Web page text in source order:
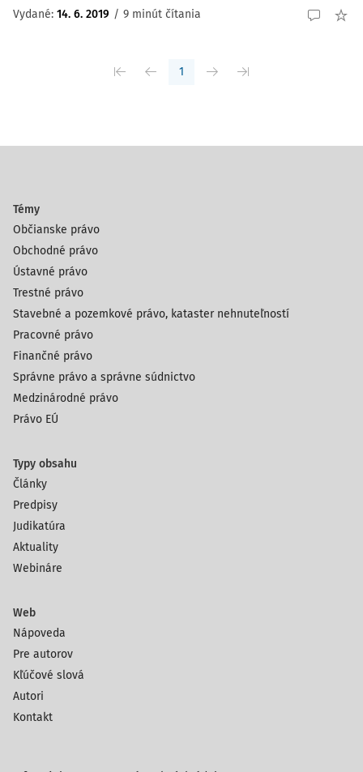
Vydané: 14. 6. 2019 / 9 minút čítania
1
Témy
Občianske právo
Obchodné právo
Ústavné právo
Trestné právo
Stavebné a pozemkové právo, kataster nehnuteľností
Pracovné právo
Finančné právo
Správne právo a správne súdnictvo
Medzinárodné právo
Právo EÚ
Typy obsahu
Články
Predpisy
Judikatúra
Aktuality
Webináre
Web
Nápoveda
Pre autorov
Kľúčové slová
Autori
Kontakt